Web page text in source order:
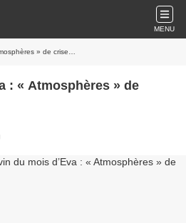
MENU
» de crise…
: « Atmosphères » de